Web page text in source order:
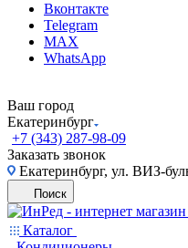
Вконтакте
Telegram
MAX
WhatsApp
Ваш город
Екатеринбург
+7 (343) 287-98-09
Заказать звонок
Екатеринбург, ул. ВИЗ-
Поиск
Каталог